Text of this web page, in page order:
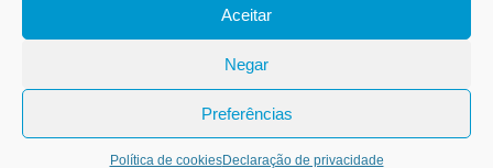
Aceitar
Negar
Preferências
Política de cookiesDeclaração de privacidade
Mais Informações
Carteirinha de Associado